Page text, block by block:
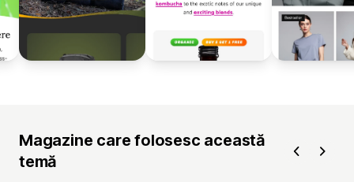
Magazine care folosesc această
temă